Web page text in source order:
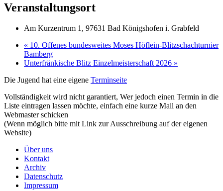
Veranstaltungsort
Am Kurzentrum 1, 97631 Bad Königshofen i. Grabfeld
« 10. Offenes bundesweites Moses Höflein-Blitzschachturnier
Bamberg
Unterfränkische Blitz Einzelmeisterschaft 2026 »
Die Jugend hat eine eigene Terminseite
Vollständigkeit wird nicht garantiert, Wer jedoch einen Termin in die
Liste eintragen lassen möchte, einfach eine kurze Mail an den
Webmasterschicken
(Wenn möglich bitte mit Link zur Ausschreibung auf der eigenen
Website)
Über uns
Kontakt
Archiv
Datenschutz
Impressum